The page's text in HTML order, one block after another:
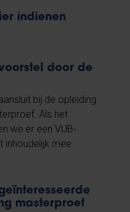
indienen
door de
bij de opleiding
Als het
we er een VUB-
inhoudelijk mee
masterproef